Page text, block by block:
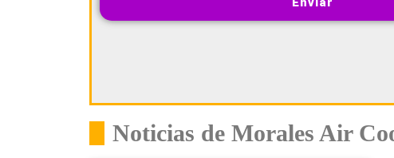
Noticias de Morales Air